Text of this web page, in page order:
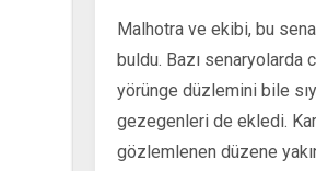
Malhotra ve ekibi, bu
buldu. Bazı senaryolarda
yörünge düzlemini bile
gezegenleri de ekledi.
gözlemlenen düzene